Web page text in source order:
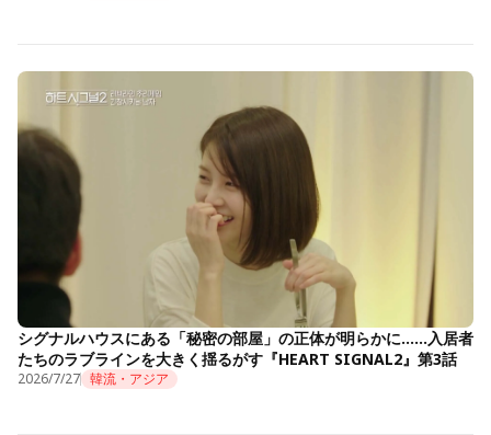
シグナルハウスにある「秘密の部屋」の正体が明らかに……入居者
たちのラブラインを大きく揺るがす『HEART SIGNAL2』第3話
2026/7/27 韓流・アジア